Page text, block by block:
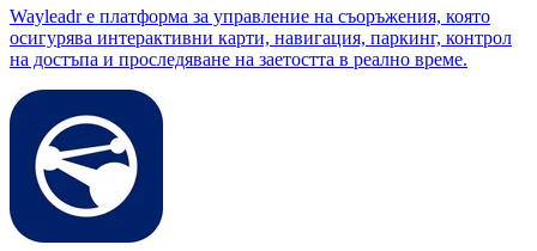
Wayleadr е платформа за управление на съоръжения, която
осигурява интерактивни карти, навигация, паркинг, контрол
на достъпа и проследяване на заетостта в реално време.